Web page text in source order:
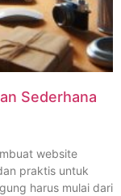
Sederhana
website
praktis untuk
harus mulai dari